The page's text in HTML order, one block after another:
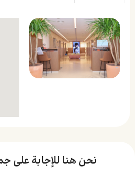
نحن هنا للإجابة على